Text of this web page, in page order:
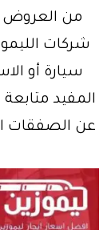
من العروض
شركات
سيارة أو
المفيد
عن الصفقات